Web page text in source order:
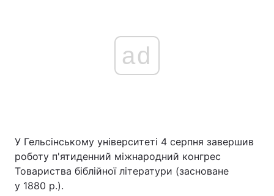
Головна
ad
У Гельсінському університеті 4 серпня завершив
роботу п'ятиденний міжнародний конгрес
Товариства біблійної літератури (засноване
у 1880 р.).